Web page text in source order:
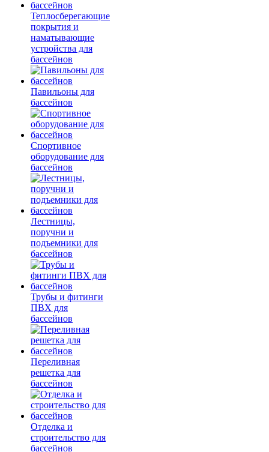
Теплосберегающие
покрытия и
наматывающие
устройства для
бассейнов
Павильоны для
бассейнов
Спортивное
оборудование для
бассейнов
Лестницы,
поручни и
подъемники для
бассейнов
Трубы и фитинги
ПВХ для
бассейнов
Переливная
решетка для
бассейнов
Отделка и
строительство для
бассейнов